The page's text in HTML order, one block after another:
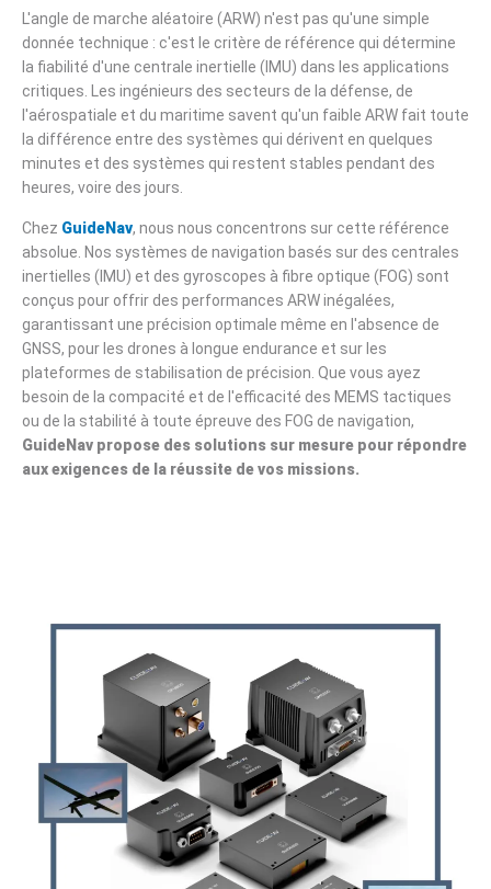
L'angle de marche aléatoire (ARW) n'est pas qu'une simple
donnée technique : c'est le critère de référence qui détermine
la fiabilité d'une centrale inertielle (IMU) dans les applications
critiques. Les ingénieurs des secteurs de la défense, de
l'aérospatiale et du maritime savent qu'un faible ARW fait toute
la différence entre des systèmes qui dérivent en quelques
minutes et des systèmes qui restent stables pendant des
heures, voire des jours.
Chez GuideNav, nous nous concentrons sur cette référence
absolue. Nos systèmes de navigation basés sur des centrales
inertielles (IMU) et des gyroscopes à fibre optique (FOG) sont
conçus pour offrir des performances ARW inégalées,
garantissant une précision optimale même en l'absence de
GNSS, pour les drones à longue endurance et sur les
plateformes de stabilisation de précision. Que vous ayez
besoin de la compacité et de l'efficacité des MEMS tactiques
ou de la stabilité à toute épreuve des FOG de navigation,
GuideNav propose des solutions sur mesure pour répondre
aux exigences de la réussite de vos missions.